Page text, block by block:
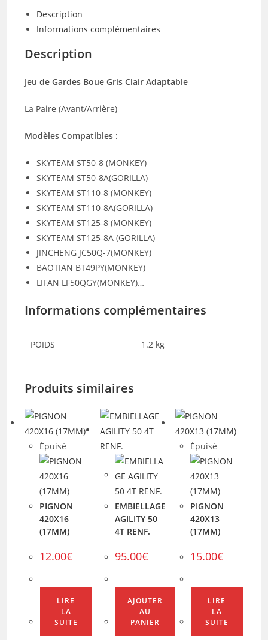
Description
Informations complémentaires
Description
Jeu de Gardes Boue Gris Clair Adaptable
La Paire (Avant/Arrière)
Modèles Compatibles :
SKYTEAM ST50-8 (MONKEY)
SKYTEAM ST50-8A(GORILLA)
SKYTEAM ST110-8 (MONKEY)
SKYTEAM ST110-8A(GORILLA)
SKYTEAM ST125-8 (MONKEY)
SKYTEAM ST125-8A (GORILLA)
JINCHENG JC50Q-7(MONKEY)
BAOTIAN BT49PY(MONKEY)
LIFAN LF50QGY(MONKEY)…
Informations complémentaires
POIDS 1.2 kg
Produits similaires
Épuisé
PIGNON
420X16
(17MM)
12.00€
LIRE
LA
SUITE
EMBIELLAGE
AGILITY 50
4T RENF.
95.00€
AJOUTER
AU
PANIER
Épuisé
PIGNON
420X13
(17MM)
15.00€
LIRE
LA
SUITE